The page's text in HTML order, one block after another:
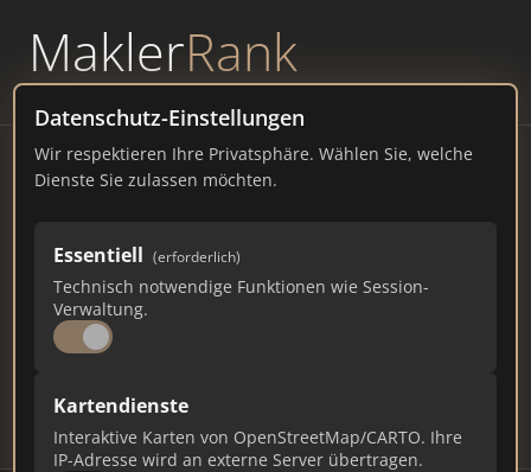
MaklerRank
powered byWAVEPOINT
Datenschutz-Einstellungen
Wir respektieren Ihre Privatsphäre. Wählen Sie, welche
Dienste Sie zulassen möchten.
Essentiell (erforderlich)
Technisch notwendige Funktionen wie Session-
Verwaltung.
Kartendienste
Interaktive Karten von OpenStreetMap/CARTO. Ihre
IP-Adresse wird an externe Server übertragen.
Immobilienmakler
Salzkotten – Ranking Juli
2026
NORDRHEIN-WESTFALEN
76
Makler Makler-Keywords